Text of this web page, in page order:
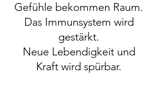
Gefühle bekommen Raum.
Das Immunsystem wird
gestärkt.
Neue Lebendigkeit und
Kraft wird spürbar.